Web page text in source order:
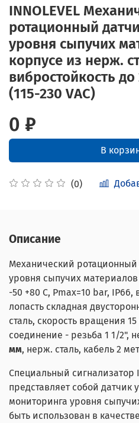
INNOLEVEL
ротационный
уровня сыпучих
корпусе из нерж.
вибростойкость до
(115-230 VAC)
(0)
0 ₽
В
Описание
Механический ротационный
уровня сыпучих
-50 +80 С, Рmax=10 bar, IP66,
лопасть складная
сталь, скорость вращения
соединение - резьба 1 1/2",
мм, нерж. сталь, кабель 2
Специальный сигнализатор
представляет собой датчик
мониторинга уровня
быть использован в